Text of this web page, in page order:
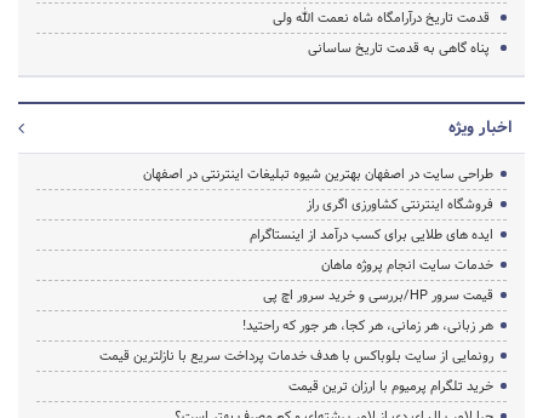
قدمت تاریخ درآرامگاه شاه نعمت الله ولی
پناه گاهی به قدمت تاریخ ساسانی
اخبار ویژه
طراحی سایت در اصفهان بهترین شیوه تبلیغات اینترنتی در اصفهان
فروشگاه اینترنتی کشاورزی اگری راز
ایده های طلایی برای کسب درآمد از اینستاگرام
خدمات سایت انجام پروژه ماهان
قیمت سرور HP/بررسی و خرید سرور اچ پی
هر زبانی، هر زمانی، هر کجا، هر جور که راحتید!
رونمایی از سایت بلوباکس با هدف خدمات پرداخت سریع با نازلترین قیمت
خرید تلگرام پرمیوم با ارزان ترین قیمت